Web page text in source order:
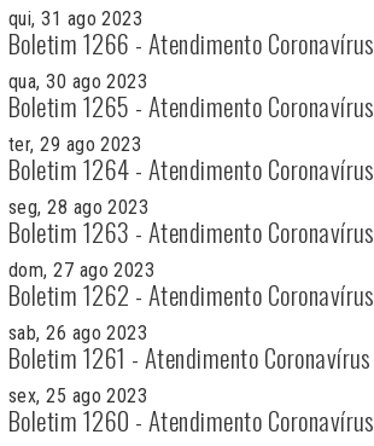
qui, 31 ago 2023
Boletim 1266 - Atendimento Coronavírus
qua, 30 ago 2023
Boletim 1265 - Atendimento Coronavírus
ter, 29 ago 2023
Boletim 1264 - Atendimento Coronavírus
seg, 28 ago 2023
Boletim 1263 - Atendimento Coronavírus
dom, 27 ago 2023
Boletim 1262 - Atendimento Coronavírus
sab, 26 ago 2023
Boletim 1261 - Atendimento Coronavírus
sex, 25 ago 2023
Boletim 1260 - Atendimento Coronavírus